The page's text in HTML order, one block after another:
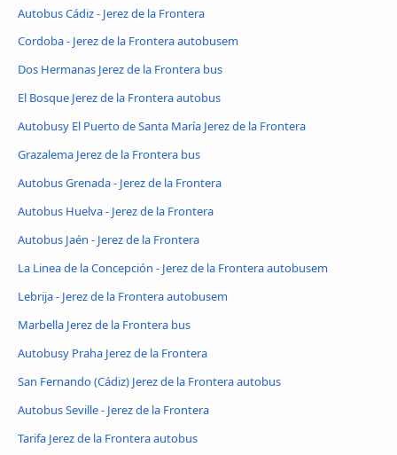
Autobus Cádiz - Jerez de la Frontera
Cordoba - Jerez de la Frontera autobusem
Dos Hermanas Jerez de la Frontera bus
El Bosque Jerez de la Frontera autobus
Autobusy El Puerto de Santa María Jerez de la Frontera
Grazalema Jerez de la Frontera bus
Autobus Grenada - Jerez de la Frontera
Autobus Huelva - Jerez de la Frontera
Autobus Jaén - Jerez de la Frontera
La Linea de la Concepción - Jerez de la Frontera autobusem
Lebrija - Jerez de la Frontera autobusem
Marbella Jerez de la Frontera bus
Autobusy Praha Jerez de la Frontera
San Fernando (Cádiz) Jerez de la Frontera autobus
Autobus Seville - Jerez de la Frontera
Tarifa Jerez de la Frontera autobus